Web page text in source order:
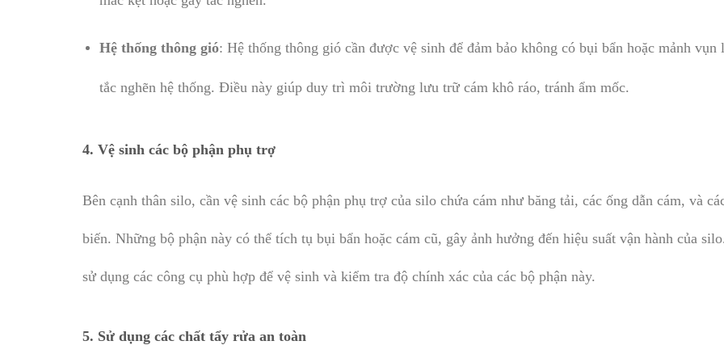
Hệ thống thông gió: Hệ thống thông gió cần được vệ sinh để đảm bảo không có bụi bẩn hoặc mảnh vụn
tắc nghẽn hệ thống. Điều này giúp duy trì môi trường lưu trữ cám khô ráo, tránh ẩm mốc.
4. Vệ sinh các bộ phận phụ trợ
Bên cạnh thân silo, cần vệ sinh các bộ phận phụ trợ của silo chứa cám như băng tải, các ống dẫn cám, và
biến. Những bộ phận này có thể tích tụ bụi bẩn hoặc cám cũ, gây ảnh hưởng đến hiệu suất vận hành của
sử dụng các công cụ phù hợp để vệ sinh và kiểm tra độ chính xác của các bộ phận này.
5. Sử dụng các chất tẩy rửa an toàn